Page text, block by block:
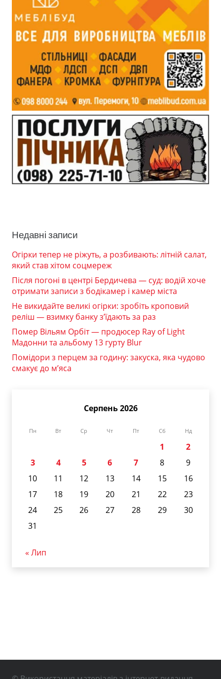
Недавні записи
Огірки тепер не ріжуть, а розбивають: літній салат,
який став хітом соцмереж
Після погоні в центрі Бердичева — суд: водій хоче
отримати записи з бодікамер і камер міста
Не викидайте великі огірки: зробіть кроповий
реліш — взимку банку з’їдають за раз
Помер Вільям Орбіт — продюсер Ray of Light
Мадонни та альбому 13 гурту Blur
Помідори з перцем за годину: закуска, яка чудово
смакує до м’яса
Серпень 2026
Пн Вт Ср Чт Пт Сб Нд
1
2
3
4 5 6 7 8
9
10
11 12 13 14 15
16
17
18 19 20 21 22
23
24
25 26 27 28 29
30
31
« Лип